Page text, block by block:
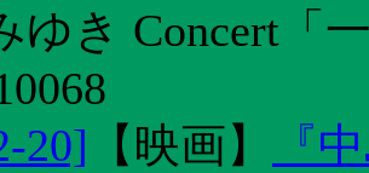
ゆき Concert
20] 【 映画】
『